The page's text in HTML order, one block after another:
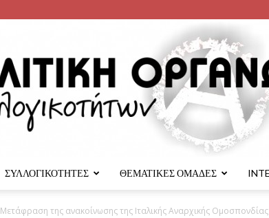
ΣΥΛΛΟΓΙΚΟΤΗΤΕΣ ΘΕΜΑΤΙΚΕΣ ΟΜΑΔΕΣ
Μετάφραση της ανακοίνωσης της Ιταλικής Αναρχικής